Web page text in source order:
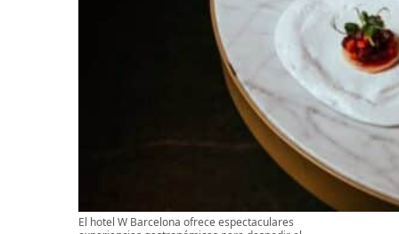
El hotel W Barcelona ofrece espectaculares